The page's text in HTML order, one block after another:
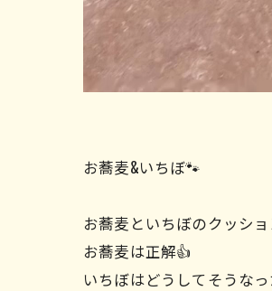
お蕎麦&いちぼ🐾
お蕎麦といちぼのクッシ
お蕎麦は正解👍
いちぼはどうしてそうなっ